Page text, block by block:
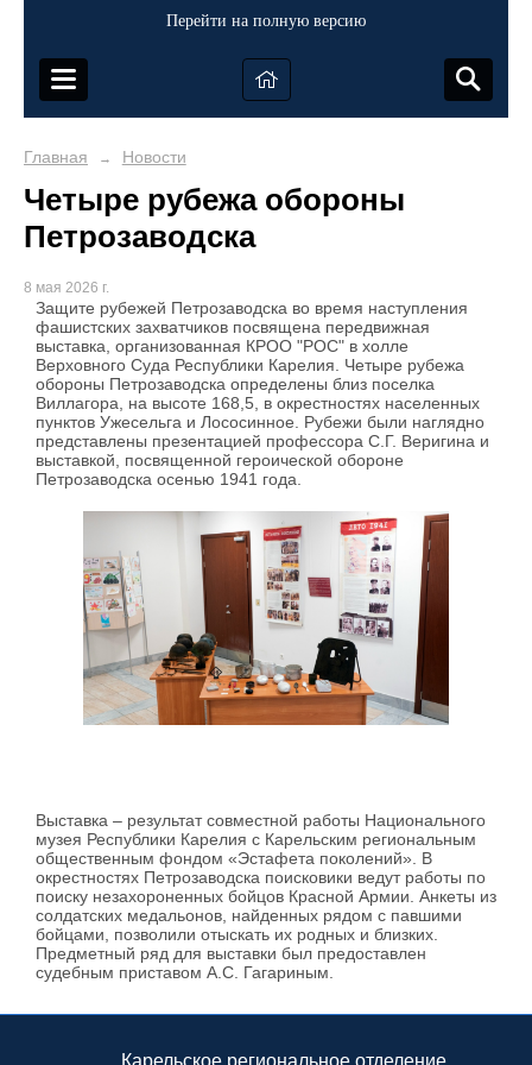
Перейти на полную версию
Главная → Новости
Четыре рубежа обороны
Петрозаводска
8 мая 2026 г.
Защите рубежей Петрозаводска во время наступления
фашистских захватчиков посвящена передвижная
выставка, организованная КРОО "РОС" в холле
Верховного Суда Республики Карелия. Четыре рубежа
обороны Петрозаводска определены близ поселка
Виллагора, на высоте 168,5, в окрестностях населенных
пунктов Ужесельга и Лососинное. Рубежи были наглядно
представлены презентацией профессора С.Г. Веригина и
выставкой, посвященной героической обороне
Петрозаводска осенью 1941 года.
Выставка – результат совместной работы Национального
музея Республики Карелия с Карельским региональным
общественным фондом «Эстафета поколений». В
окрестностях Петрозаводска поисковики ведут работы по
поиску незахороненных бойцов Красной Армии. Анкеты из
солдатских медальонов, найденных рядом с павшими
бойцами, позволили отыскать их родных и близких.
Предметный ряд для выставки был предоставлен
судебным приставом А.С. Гагариным.
Карельское региональное отделение